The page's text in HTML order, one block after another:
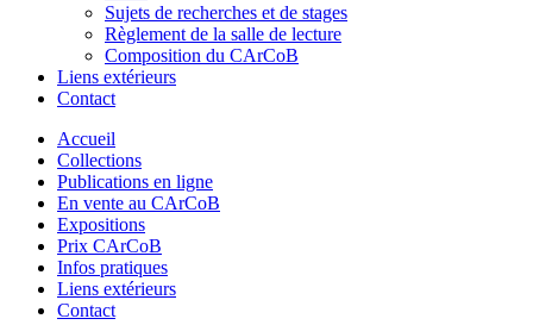
Sujets de recherches et de stages
Règlement de la salle de lecture
Composition du CArCoB
Liens extérieurs
Contact
Accueil
Collections
Publications en ligne
En vente au CArCoB
Expositions
Prix CArCoB
Infos pratiques
Liens extérieurs
Contact